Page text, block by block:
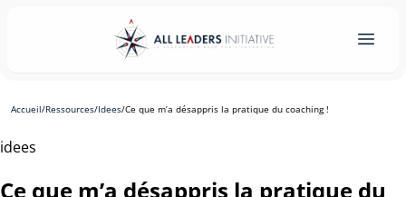
Accueil/Ressources/Idees/Ce que m’a désappris la pratique du coaching !
idees
Ce que m’a désappris la pratique du